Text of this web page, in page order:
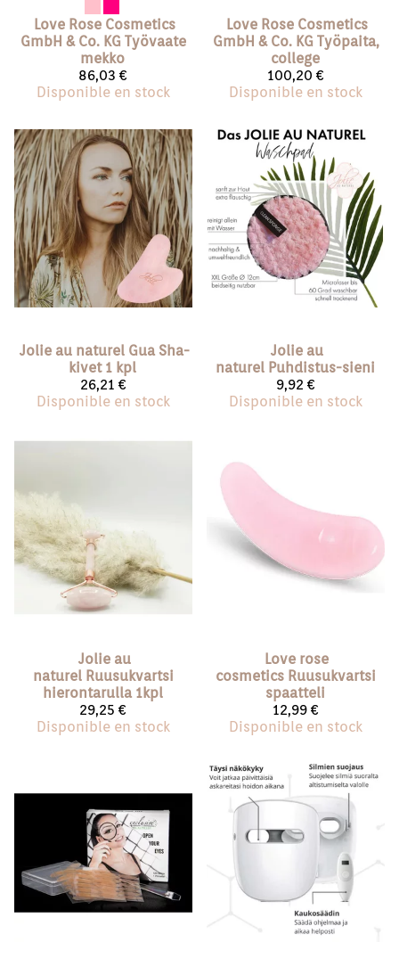
Love Rose Cosmetics
GmbH & Co. KG Työvaate
mekko
86,03 €
Disponible en stock
Love Rose Cosmetics
GmbH & Co. KG Työpaita,
college
100,20 €
Disponible en stock
Jolie au naturel Gua Sha-
kivet 1 kpl
26,21 €
Disponible en stock
Jolie au
naturel Puhdistus-sieni
9,92 €
Disponible en stock
Jolie au
naturel Ruusukvartsi
hierontarulla 1kpl
29,25 €
Disponible en stock
Love rose
cosmetics Ruusukvartsi
spaatteli
12,99 €
Disponible en stock